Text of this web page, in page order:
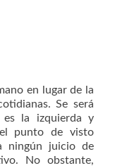
en lugar de la
Se será
la izquierda y
punto de visto
ningún juicio de
No obstante,